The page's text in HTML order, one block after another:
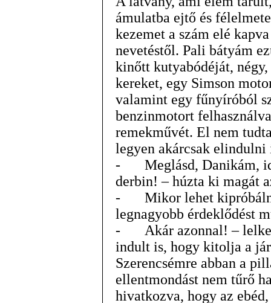
ámulatba ejtő és
kezemet a szám elé
nevetéstől. Pali bátyám
kinőtt kutyabódéját,
kereket, egy Simson
valamint egy fűnyíróból
benzinmotort
remekművét. El nem
legyen akárcsak
-
Meglásd, Danikám,
derbin! – húzta ki magát
-
Mikor lehet
legnagyobb érdeklődést
-
Akár azonnal! –
indult is, hogy kitolja a
Szerencsémre abban a
ellentmondást nem tűrő
hivatkozva, hogy az